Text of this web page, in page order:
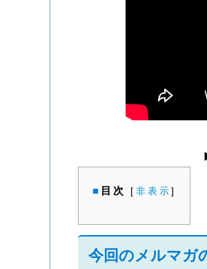
目次 [ 非表示 ]
今回のメルマガ